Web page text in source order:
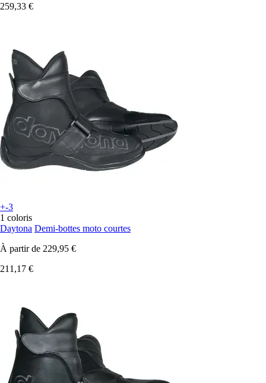
259,33 €
+-3
1 coloris
Daytona Demi-bottes moto courtes
À partir de 229,95 €
211,17 €